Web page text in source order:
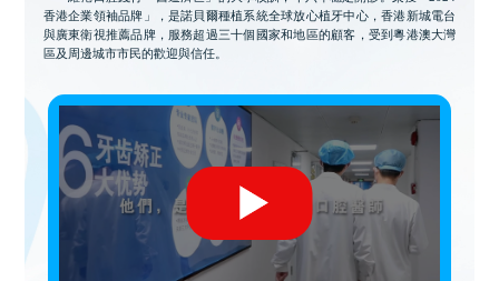
香港企業領袖品牌」，是諾貝爾種植系統全球放心植牙中心，香港新城電台
與廣東衛視推薦品牌，服務超過三十個國家和地區的顧客，受到粵港澳大灣
區及周邊城市市民的歡迎與信任。